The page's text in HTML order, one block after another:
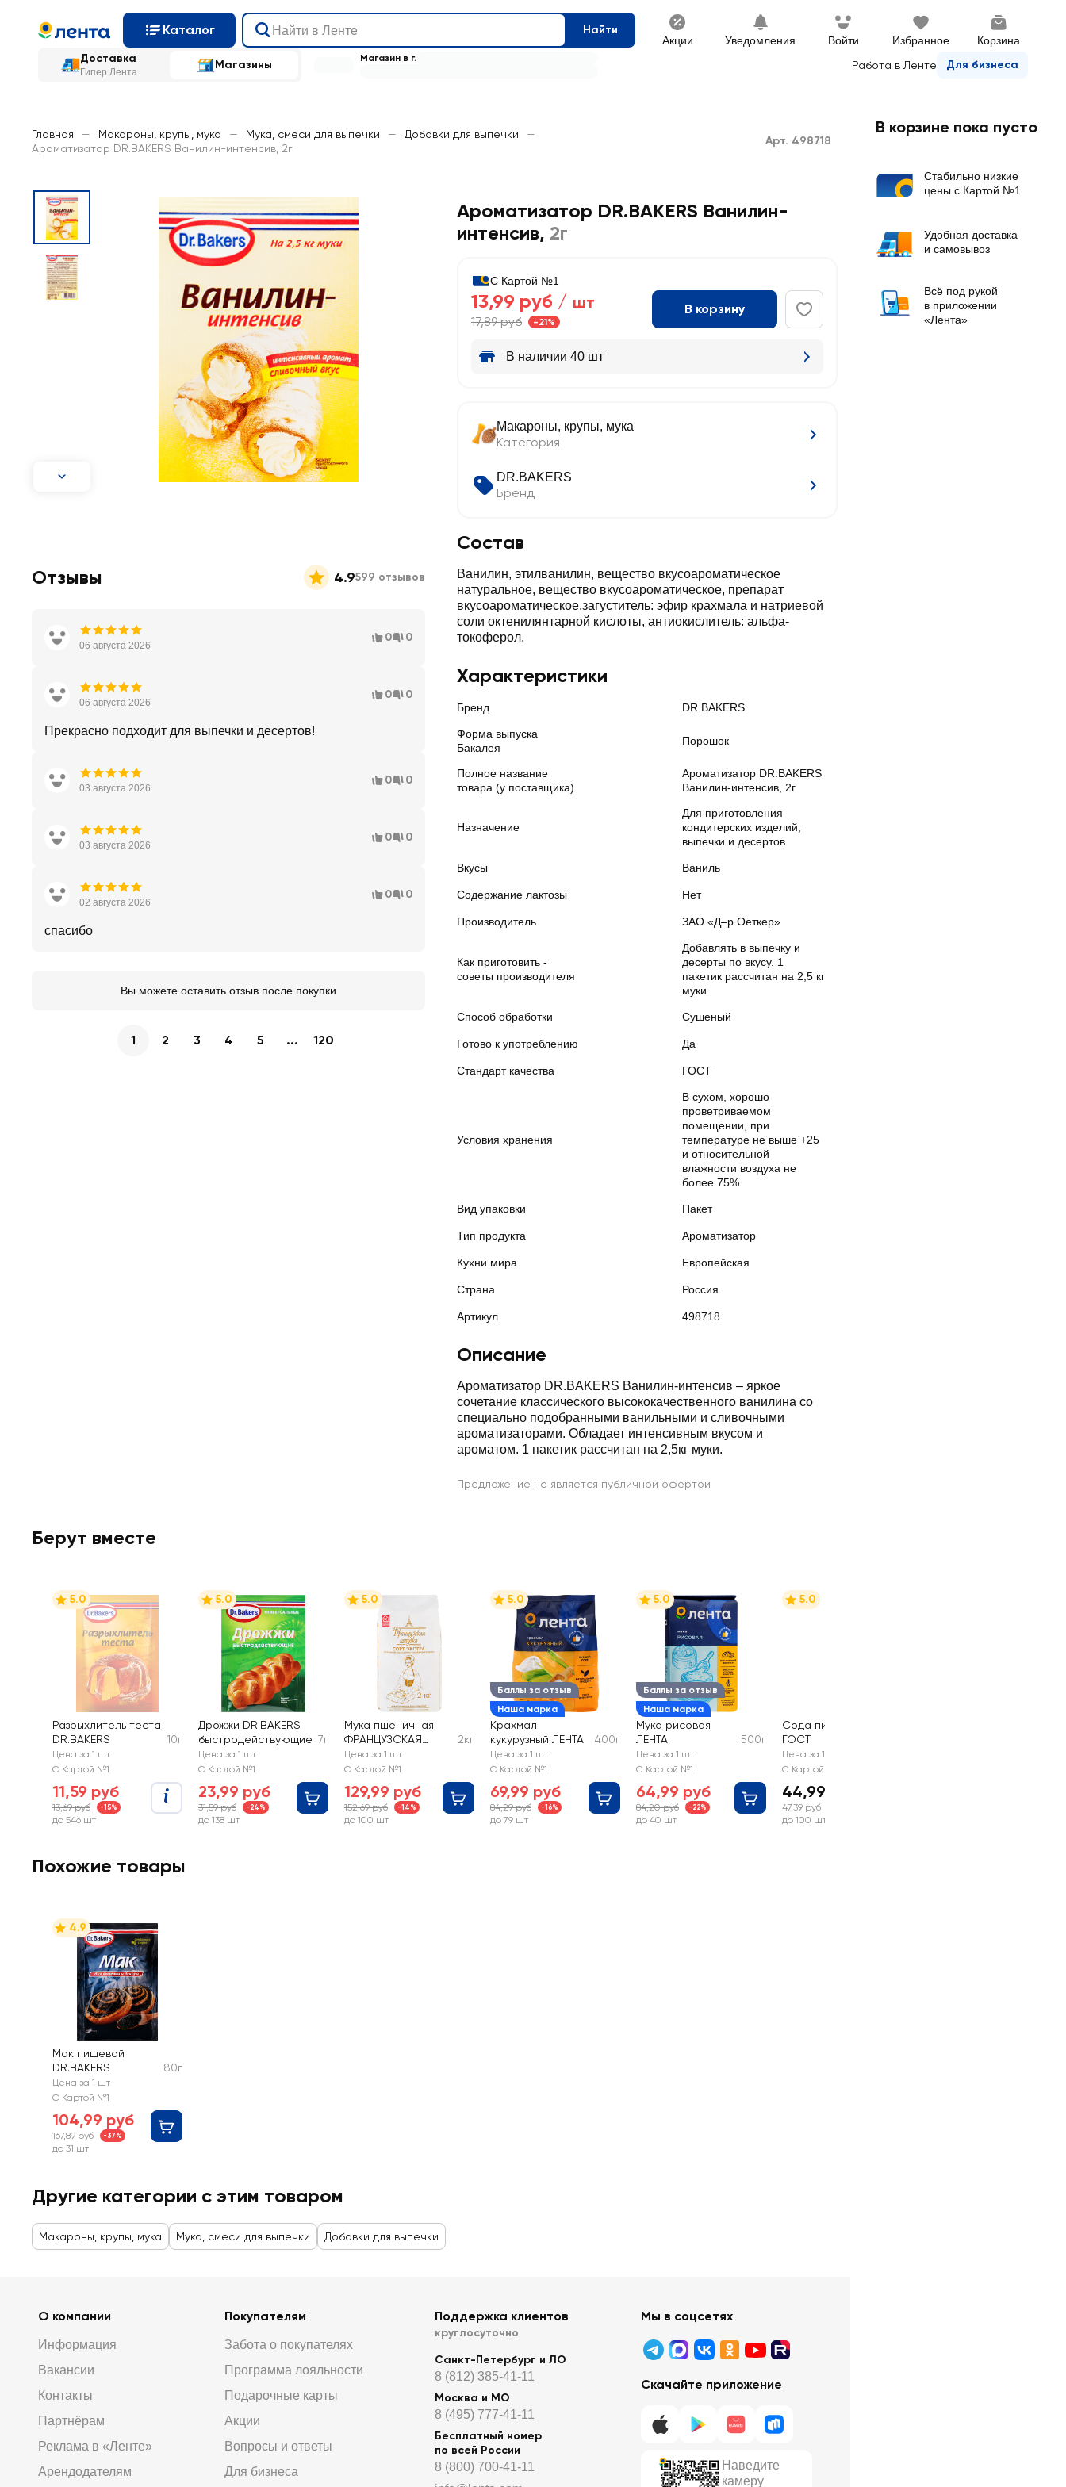
Каталог Найти
Акции Уведомления Войти Избранное Корзина
Доставка
Гипер Лента
Магазины Работа в Ленте Для бизнеса
Магазин в г.
Главная — Макароны, крупы, мука — Мука, смеси для выпечки — Добавки для выпечки
—
Ароматизатор DR.BAKERS Ванилин-интенсив, 2г
Арт. 498718
Ароматизатор DR.BAKERS Ванилин-
интенсив, 2г
С Картой №1
13,99 руб / шт
17,89 руб -21%
В корзину
В наличии 40 шт
Макароны, крупы, мука
Категория
DR.BAKERS
Бренд
Состав
Ванилин, этилванилин, вещество вкусоароматическое
натуральное, вещество вкусоароматическое, препарат
вкусоароматическое,загуститель: эфир крахмала и натриевой
соли октенилянтарной кислоты, антиокислитель: альфа-
токоферол.
Характеристики
Бренд DR.BAKERS
Форма выпуска
Бакалея
Порошок
Полное название
товара (у поставщика)
Ароматизатор DR.BAKERS
Ванилин-интенсив, 2г
Назначение
Для приготовления
кондитерских изделий,
выпечки и десертов
Вкусы Ваниль
Содержание лактозы Нет
Производитель ЗАО «Д–р Оеткер»
Как приготовить -
советы производителя
Добавлять в выпечку и
десерты по вкусу. 1
пакетик рассчитан на 2,5 кг
муки.
Способ обработки Сушеный
Готово к употреблению Да
Стандарт качества ГОСТ
Условия хранения
В сухом, хорошо
проветриваемом
помещении, при
температуре не выше +25
и относительной
влажности воздуха не
более 75%.
Вид упаковки Пакет
Тип продукта Ароматизатор
Кухни мира Европейская
Страна Россия
Артикул 498718
Описание
Ароматизатор DR.BAKERS Ванилин-интенсив – яркое
сочетание классического высококачественного ванилина со
специально подобранными ванильными и сливочными
ароматизаторами. Обладает интенсивным вкусом и
ароматом. 1 пакетик рассчитан на 2,5кг муки.
Предложение не является публичной офертой
Отзывы 4.9599 отзывов
06 августа 2026
0 0
06 августа 2026
0 0
Прекрасно подходит для выпечки и десертов!
03 августа 2026
0 0
03 августа 2026
0 0
02 августа 2026
0 0
спасибо
Вы можете оставить отзыв после покупки
1 2 3 4 5 ... 120
Берут вместе
5.0
Разрыхлитель теста
DR.BAKERS
10г
Цена за 1 шт
С Картой №1
11,59 руб
13,69 руб -15%
до 546 шт
5.0
Дрожжи DR.BAKERS
быстродействующие 7г
Цена за 1 шт
С Картой №1
23,99 руб
31,59 руб -24%
до 138 шт
5.0
Мука пшеничная
ФРАНЦУЗСКАЯ
ШТУЧКА
хлебопекарная
2кг
Цена за 1 шт
С Картой №1
129,99 руб
152,69 руб -14%
до 100 шт
Баллы за отзыв
Наша марка
5.0
Крахмал
кукурузный ЛЕНТА
400г
Цена за 1 шт
С Картой №1
69,99 руб
84,29 руб -16%
до 79 шт
Баллы за отзыв
Наша марка
5.0
Мука рисовая
ЛЕНТА
500г
Цена за 1 шт
С Картой №1
64,99 руб
84,20 руб -22%
до 40 шт
5.0
Сода пищевая
ГОСТ
Цена за 1 шт
С Картой №1
44,99 руб
47,39 руб
до 100 шт
Похожие товары
4.9
Мак пищевой
DR.BAKERS
80г
Цена за 1 шт
С Картой №1
104,99 руб
167,89 руб -37%
до 31 шт
Другие категории с этим товаром
Макароны, крупы, мука Мука, смеси для выпечки Добавки для выпечки
О компании
Информация
Вакансии
Контакты
Партнёрам
Реклама в «Ленте»
Арендодателям
Покупателям
Забота о покупателях
Программа лояльности
Подарочные карты
Акции
Вопросы и ответы
Для бизнеса
Поддержка клиентов
круглосуточно
Санкт-Петербург и ЛО
8 (812) 385-41-11
Москва и МО
8 (495) 777-41-11
Бесплатный номер
по всей России
8 (800) 700-41-11
Мы в соцсетях
Скачайте приложение
Наведите
камеру
В корзине пока пусто
Стабильно низкие
цены с Картой №1
Удобная доставка
и самовывоз
Всё под рукой
в приложении
«Лента»